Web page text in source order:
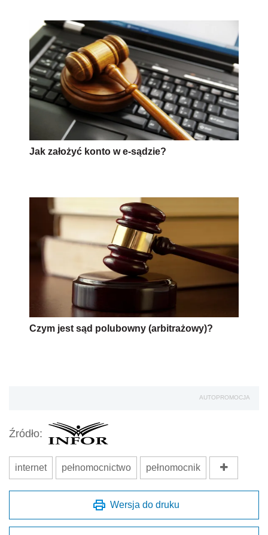
Jak założyć konto w e-sądzie?
Czym jest sąd polubowny (arbitrażowy)?
AUTOPROMOCJA
Źródło:
internet pełnomocnictwo pełnomocnik
Wersja do druku